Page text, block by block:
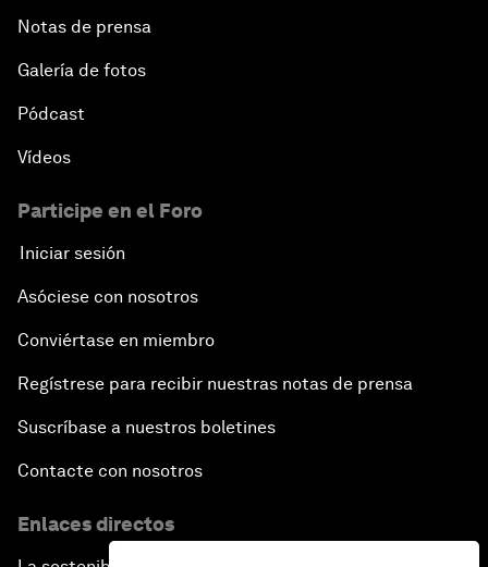
Notas de prensa
Galería de fotos
Pódcast
Vídeos
Participe en el Foro
Iniciar sesión
Asóciese con nosotros
Conviértase en miembro
Regístrese para recibir nuestras notas de prensa
Suscríbase a nuestros boletines
Contacte con nosotros
Enlaces directos